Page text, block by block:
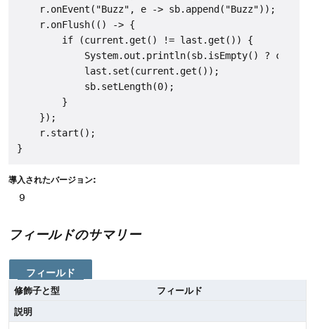
    r.onEvent("Buzz", e -> sb.append("Buzz"));
    r.onFlush(() -> {
        if (current.get() != last.get()) {
System.out.println(sb.isEmpty() ?
            last.set(current.get());
            sb.setLength(0);
        }
    });
    r.start();
導入されたバージョン:
9
フィールドのサマリー
フィールド
修飾子と型
フィールド
説明